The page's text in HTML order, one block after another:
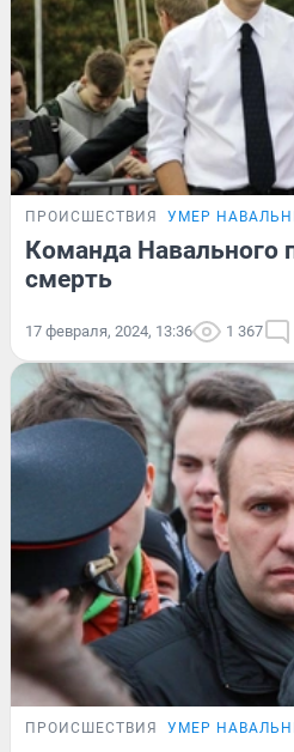
ПРОИСШЕСТВИЯ УМЕР
Команда Навального
смерть
17 февраля, 2024, 13:36 1 367
ПРОИСШЕСТВИЯ УМЕР